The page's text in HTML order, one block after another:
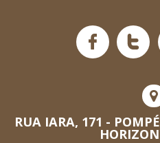
RUA IARA, 171 -